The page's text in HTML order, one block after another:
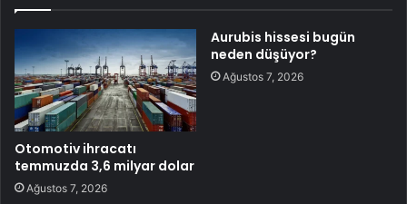
Otomotiv ihracatı
temmuzda 3,6 milyar dolar
Ağustos 7, 2026
Aurubis hissesi bugün
neden düşüyor?
Ağustos 7, 2026